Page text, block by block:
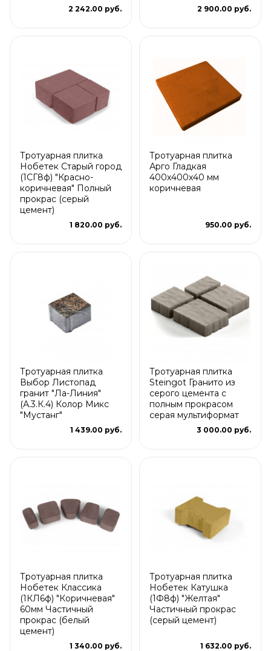
2 242.00 руб. 2 900.00 руб.
Тротуарная плитка
Нобетек Старый город
(1СГ8ф) "Красно-
коричневая" Полный
прокрас (серый
цемент)
1 820.00 руб.
Тротуарная плитка
Арго Гладкая
400x400x40 мм
коричневая
950.00 руб.
Тротуарная плитка
Выбор Листопад
гранит "Ла-Линия"
(А.3.К.4) Колор Микс
"Мустанг"
1 439.00 руб.
Тротуарная плитка
Steingot Гранито из
серого цемента с
полным прокрасом
серая мультиформат
3 000.00 руб.
Тротуарная плитка
Нобетек Классика
(1КЛ6ф) "Коричневая"
60мм Частичный
прокрас (белый
цемент)
1 340.00 руб.
Тротуарная плитка
Нобетек Катушка
(1Ф8ф) "Желтая"
Частичный прокрас
(серый цемент)
1 632.00 руб.